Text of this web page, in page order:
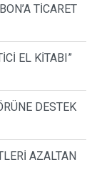
TİCARET
EL KİTABI”
DESTEK
AZALTAN